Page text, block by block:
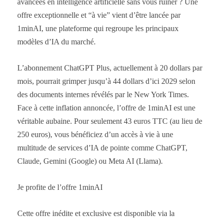
offre exceptionnelle et “à vie” vient d’être lancée par
1minAI, une plateforme qui regroupe les principaux
modèles d’IA du marché.
L’abonnement ChatGPT Plus, actuellement à 20 dollars par
mois, pourrait grimper jusqu’à 44 dollars d’ici 2029 selon
des documents internes révélés par le New York Times.
Face à cette inflation annoncée, l’offre de 1minAI est une
véritable aubaine. Pour seulement 43 euros TTC (au lieu de
250 euros), vous bénéficiez d’un accès à vie à une
multitude de services d’IA de pointe comme ChatGPT,
Claude, Gemini (Google) ou Meta AI (Llama).
Je profite de l’offre 1minAI
Cette offre inédite et exclusive est disponible via la